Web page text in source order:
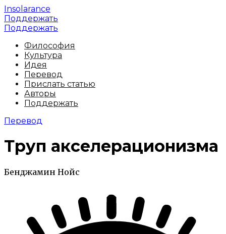
Insolarance
Поддержать
Поддержать
Философия
Культура
Идея
Перевод
Прислать статью
Авторы
Поддержать
Перевод
Труп акселерационизма
Бенджамин Нойс